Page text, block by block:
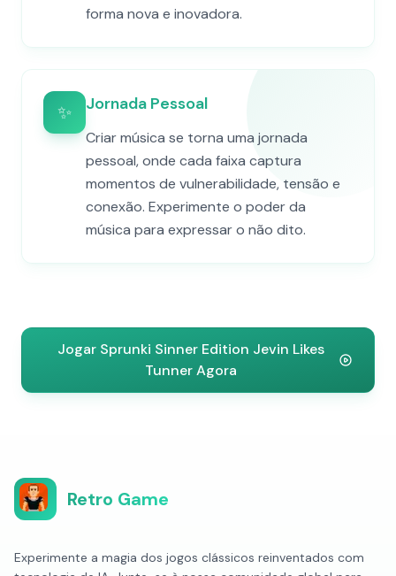
forma nova e inovadora.
✨ Jornada Pessoal
Criar música se torna uma jornada
pessoal, onde cada faixa captura
momentos de vulnerabilidade, tensão e
conexão. Experimente o poder da
música para expressar o não dito.
Jogar Sprunki Sinner Edition Jevin Likes
Tunner Agora
Retro Game
Experimente a magia dos jogos clássicos reinventados com